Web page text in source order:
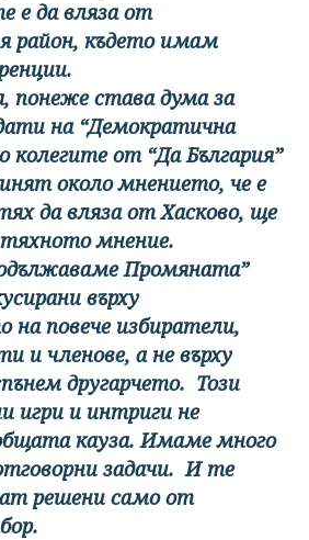
е да вляза от
район, където имам
понеже става дума за
на “Демократична
колегите от “Да България”
около мнението, че е
да вляза от Хасково, ще
тяхното мнение.
Промяната”
върху
на повече избиратели,
и членове, а не върху
другарчето. Този
игри и интриги не
кауза. Имаме много
задачи. И те
решени само от